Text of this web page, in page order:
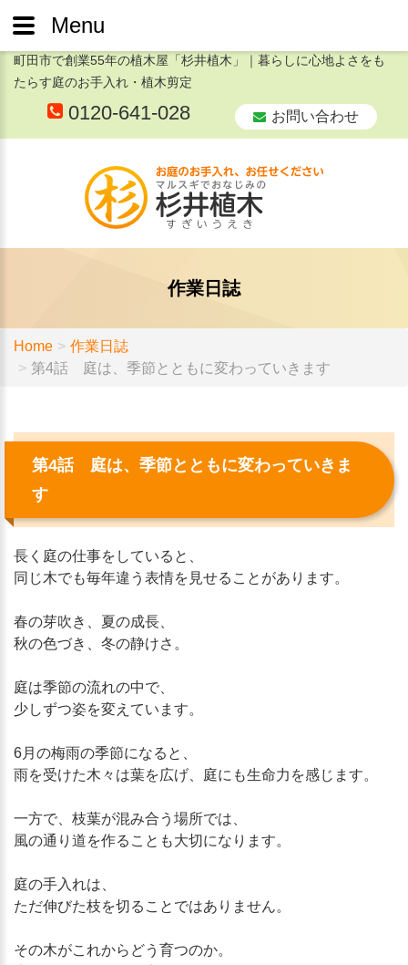
町田市で創業55年の植木屋「杉井植木」｜暮らしに心地よさをも
たらす庭のお手入れ・植木剪定
0120-641-028 お問い合わせ
作業日誌
Home
作業日誌
第4話 庭は、季節とともに変わっていきます
第4話 庭は、季節とともに変わっていきま
す
長く庭の仕事をしていると、
同じ木でも毎年違う表情を見せることがあります。
春の芽吹き、夏の成長、
秋の色づき、冬の静けさ。
庭は季節の流れの中で、
少しずつ姿を変えています。
6月の梅雨の季節になると、
雨を受けた木々は葉を広げ、庭にも生命力を感じます。
一方で、枝葉が混み合う場所では、
風の通り道を作ることも大切になります。
庭の手入れは、
ただ伸びた枝を切ることではありません。
その木がこれからどう育つのか。
Menu